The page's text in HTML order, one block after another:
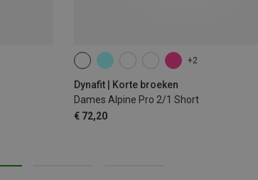
+2
Dynafit | Korte broeken
Dames Alpine Pro 2/1 Short
€ 72,20
XS S XL